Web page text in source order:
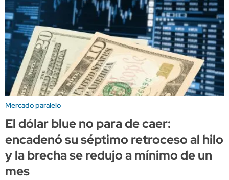
Mercado paralelo
El dólar blue no para de caer:
encadenó su séptimo retroceso al hilo
y la brecha se redujo a mínimo de un
mes